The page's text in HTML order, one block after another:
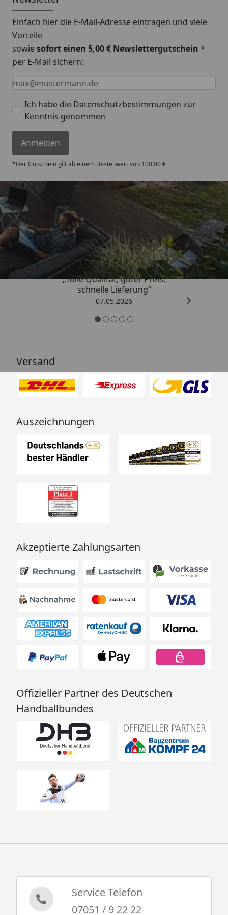
Einfach hier die E-Mail-Adresse eintragen und viele
Vorteile
sowiesofort einen 5,00 € Newslettergutschein *
per E-Mail sichern:
Keine Eingabe erforderlich
Eingabe erforderlich
E-Mail *
Ich habe die Datenschutzbestimmungen zur
Kenntnis genommen
Anmelden
*Der Gutschein gilt ab einem Bestellwert von 100,00 €
Trusted Shops
4,67/ 5
„Tolle Qualität, guter Preis,
schnelle Lieferung“
07.05.2026
Versand
Auszeichnungen
Akzeptierte Zahlungsarten
Offizieller Partner des Deutschen
Handballbundes
Service Telefon
07051 / 9 22 22